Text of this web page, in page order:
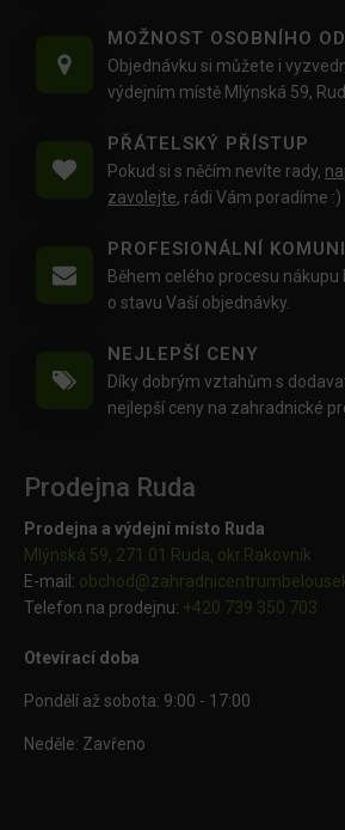
MOŽNOST OSOBNÍHO
Objednávku si můžete i
výdejním místě Mlýnská 59,
PŘÁTELSKÝ PŘÍSTUP
Pokud si s něčím nevíte rady,
zavolejte, rádi Vám poradíme :)
PROFESIONÁLNÍ
Během celého procesu
o stavu Vaší objednávky.
NEJLEPŠÍ CENY
Díky dobrým vztahům s
nejlepší ceny na zahradnické
Prodejna Ruda
Prodejna a výdejní místo Ruda
Mlýnská 59, 271 01 Ruda, okr.Rakovník
E-mail: obchod@
Telefon na prodejnu: +420 739 350 703
Otevírací doba
Pondělí až sobota: 9:00 - 17:00
Neděle: Zavřeno